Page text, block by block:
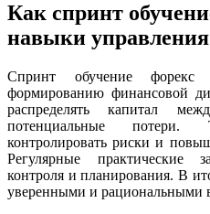
Как спринт
навыки
Спринт обучение форекс
формированию финансовой
распределять капитал
потенциальные потери.
контролировать риски и
Регулярные практические
контроля и планирования. В
уверенными и рациональными